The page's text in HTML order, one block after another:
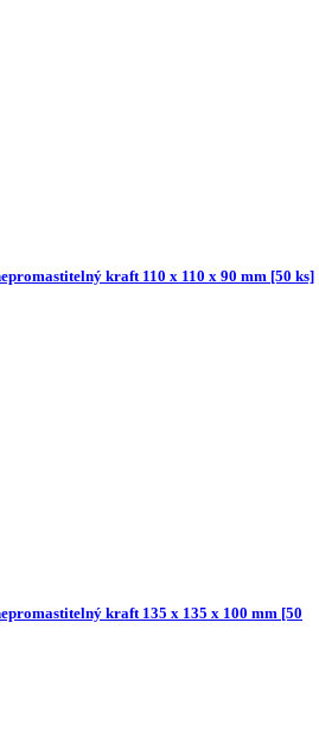
kraft 110 x 110 x 90 mm [50 ks]
kraft 135 x 135 x 100 mm [50